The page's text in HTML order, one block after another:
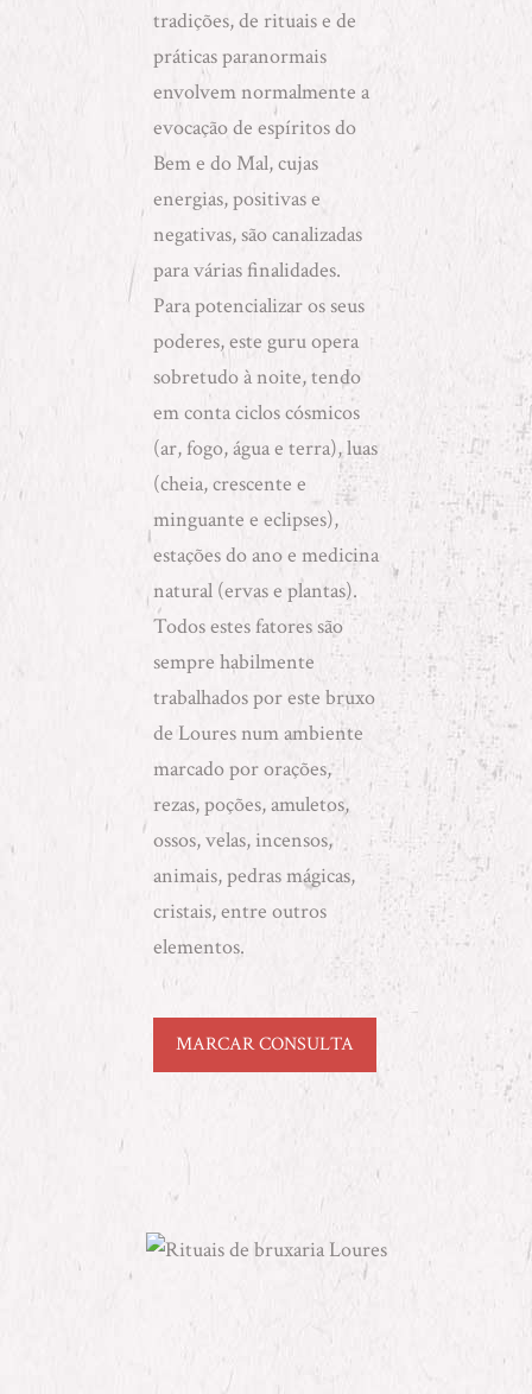
tradições, de rituais e de
práticas paranormais
envolvem normalmente a
evocação de espíritos do
Bem e do Mal, cujas
energias, positivas e
negativas, são canalizadas
para várias finalidades.
Para potencializar os seus
poderes, este guru opera
sobretudo à noite, tendo
em conta ciclos cósmicos
(ar, fogo, água e terra), luas
(cheia, crescente e
minguante e eclipses),
estações do ano e medicina
natural (ervas e plantas).
Todos estes fatores são
sempre habilmente
trabalhados por este bruxo
de Loures num ambiente
marcado por orações,
rezas, poções, amuletos,
ossos, velas, incensos,
animais, pedras mágicas,
cristais, entre outros
elementos.
MARCAR CONSULTA